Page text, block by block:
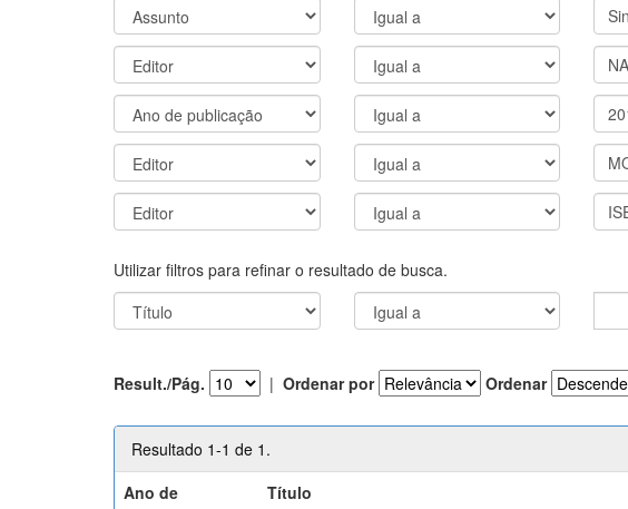
Utilizar filtros para refinar o resultado de busca.
Result./Pág. | Ordenar por Ordenar
Resultado 1-1 de 1.
Ano de
Título